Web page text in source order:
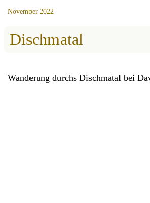
November 2022
Dischmatal
Wanderung durchs Dischmatal bei